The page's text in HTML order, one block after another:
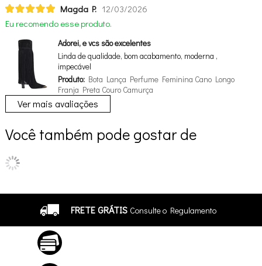
Magda P. 12/03/2026
Eu recomendo esse produto.
Adorei, e vcs são excelentes
Linda de qualidade, bom acabamento, moderna ,
impecável
Produto:Bota Lança Perfume Feminina Cano Longo
Franja Preta Couro Camurça
Ver mais avaliações
Você também pode gostar de
FRETE GRÁTIS Consulte o Regulamento